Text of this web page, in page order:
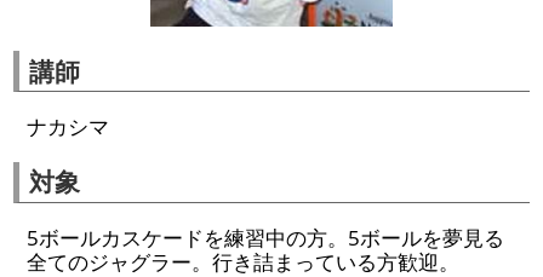
講師
ナカシマ
対象
5ボールカスケードを練習中の方。5ボールを夢見る
全てのジャグラー。行き詰まっている方歓迎。